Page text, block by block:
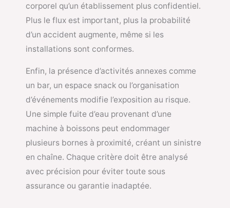
corporel qu’un établissement plus confidentiel.
Plus le flux est important, plus la probabilité
d’un accident augmente, même si les
installations sont conformes.
Enfin, la présence d’activités annexes comme
un bar, un espace snack ou l’organisation
d’événements modifie l’exposition au risque.
Une simple fuite d’eau provenant d’une
machine à boissons peut endommager
plusieurs bornes à proximité, créant un sinistre
en chaîne. Chaque critère doit être analysé
avec précision pour éviter toute sous
assurance ou garantie inadaptée.